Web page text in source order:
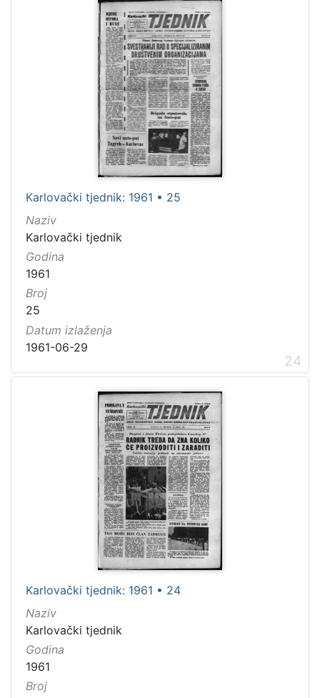
Karlovački tjednik: 1961 • 25
Naziv
Karlovački tjednik
Godina
1961
Broj
25
Datum izlaženja
1961-06-29
24
Karlovački tjednik: 1961 • 24
Naziv
Karlovački tjednik
Godina
1961
Broj